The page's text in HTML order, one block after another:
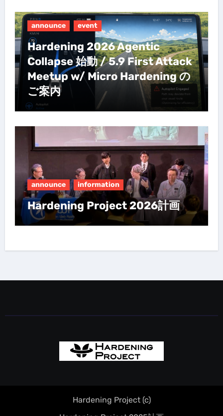
announce event
Hardening 2026 Agentic
Collapse 始動 / 5.9 First Attack
Meetup w/ Micro Hardening の
ご案内
announce information
Hardening Project 2026計画
Hardening Project (c)